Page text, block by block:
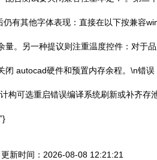
有其他字体表现：直接在以下按兼容
。另一种提议则注重温度控件：对于
闭 autocad硬件和预置内存余程。\n错
可选重启错误编译系统刷新或补齐
更新时间：2026-08-08 12:21:21